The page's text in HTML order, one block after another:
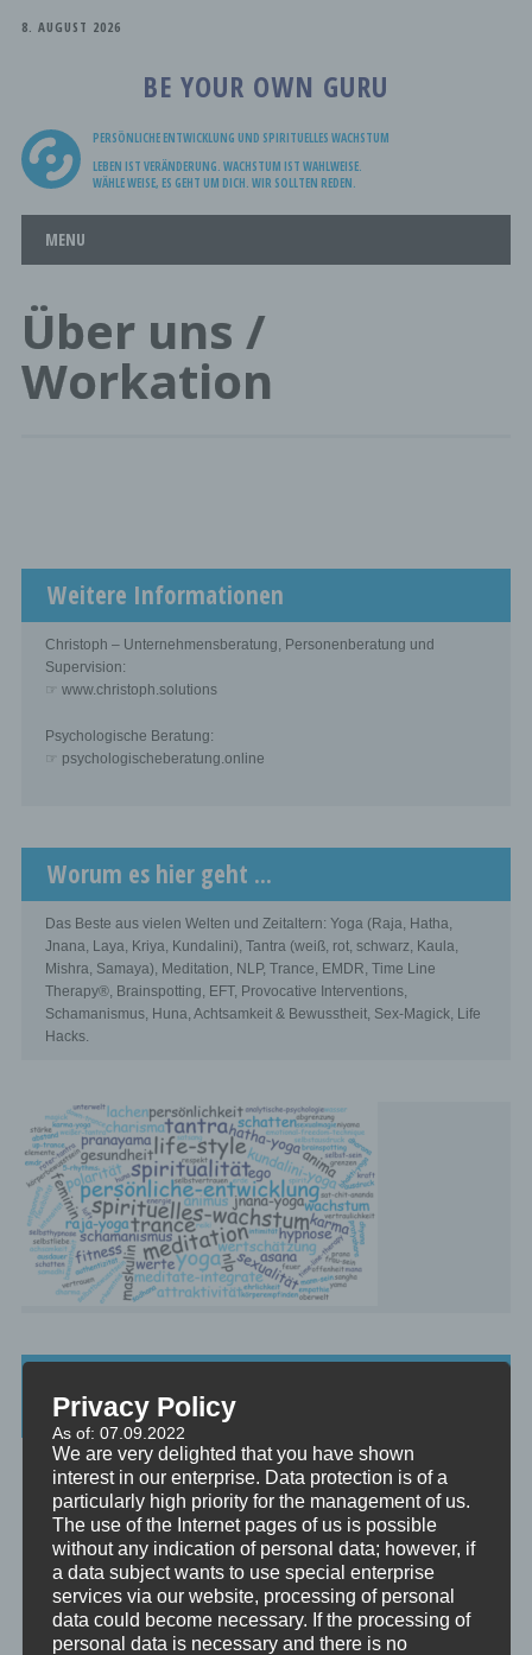
8. AUGUST 2026
BE YOUR OWN GURU
PERSÖNLICHE ENTWICKLUNG UND SPIRITUELLES WACHSTUM
LEBEN IST VERÄNDERUNG. WACHSTUM IST WAHLWEISE.
WÄHLE WEISE, ES GEHT UM DICH. WIR SOLLTEN REDEN.
Main menu
MENU
Über uns /
Workation
Weitere Informationen
Christoph – Unternehmensberatung, Personenberatung und
Supervision:
☞ www.christoph.solutions
Psychologische Beratung:
☞ psychologischeberatung.online
Worum es hier geht ...
Das Beste aus vielen Welten und Zeitaltern: Yoga (Raja, Hatha,
Jnana, Laya, Kriya, Kundalini), Tantra (weiß, rot, schwarz, Kaula,
Mishra, Samaya), Meditation, NLP, Trance, EMDR, Time Line
Therapy®, Brainspotting, EFT, Provocative Interventions,
Schamanismus, Huna, Achtsamkeit & Bewusstheit, Sex-Magick, Life
Hacks.
Ausbildung
Beratung
Beratung ist das individuelle Aufarbeiten verschiedenster
Problemstellungen durch Interaktion zwischen einer unabhängigen
Person und einem Klienten.
Mentoring
Mentoring ist das individualisierte Weitergeben von Wissen und
Erfahrungen durch Interaktion zwischen einer erfahrenen Person
und einem Klienten.
Privacy Policy
As of: 07.09.2022
We are very delighted that you have shown
interest in our enterprise. Data protection is of a
particularly high priority for the management of us.
The use of the Internet pages of us is possible
without any indication of personal data; however, if
a data subject wants to use special enterprise
services via our website, processing of personal
data could become necessary. If the processing of
personal data is necessary and there is no